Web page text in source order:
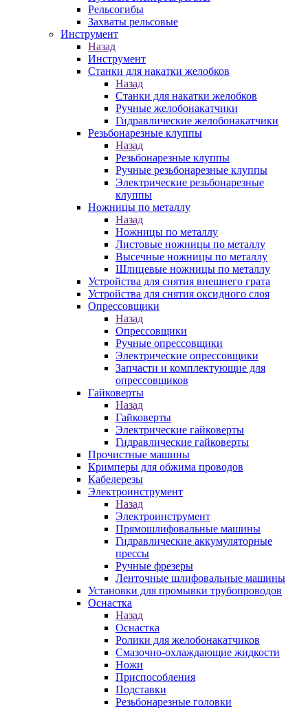
Рельсогибы
Захваты рельсовые
Инструмент
Назад
Инструмент
Станки для накатки желобков
Назад
Станки для накатки желобков
Ручные желобонакатчики
Гидравлические желобонакатчики
Резьбонарезные клуппы
Назад
Резьбонарезные клуппы
Ручные резьбонарезные клуппы
Электрические резьбонарезные
клуппы
Ножницы по металлу
Назад
Ножницы по металлу
Листовые ножницы по металлу
Высечные ножницы по металлу
Шлицевые ножницы по металлу
Устройства для снятия внешнего грата
Устройства для снятия оксидного слоя
Опрессовщики
Назад
Опрессовщики
Ручные опрессовщики
Электрические опрессовщики
Запчасти и комплектующие для
опрессовщиков
Гайковерты
Назад
Гайковерты
Электрические гайковерты
Гидравлические гайковерты
Прочистные машины
Кримперы для обжима проводов
Кабелерезы
Электроинструмент
Назад
Электроинструмент
Прямошлифовальные машины
Гидравлические аккумуляторные
прессы
Ручные фрезеры
Ленточные шлифовальные машины
Установки для промывки трубопроводов
Оснастка
Назад
Оснастка
Ролики для желобонакатчиков
Смазочно-охлаждающие жидкости
Ножи
Приспособления
Подставки
Резьбонарезные головки